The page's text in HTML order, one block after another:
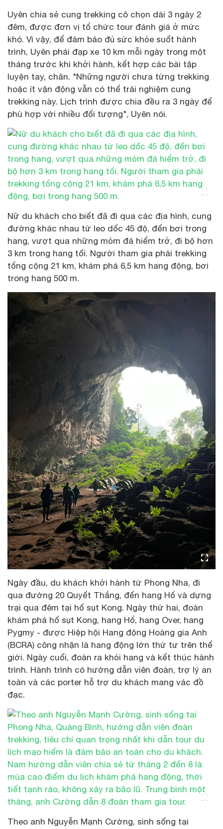
Uyên chia sẻ cung trekking cô chọn dài 3 ngày 2
đêm, được đơn vị tổ chức tour đánh giá ở mức
khó. Vì vậy, để đảm bảo đủ sức khỏe suốt hành
trình, Uyên phải đạp xe 10 km mỗi ngày trong một
tháng trước khi khởi hành, kết hợp các bài tập
luyện tay, chân. "Những người chưa từng trekking
hoặc ít vận động vẫn có thể trải nghiệm cung
trekking này. Lịch trình được chia đều ra 3 ngày để
phù hợp với nhiều đối tượng", Uyên nói.
Nữ du khách cho biết đã đi qua các địa hình, cung
đường khác nhau từ leo dốc 45 độ, đến bơi trong
hang, vượt qua những mỏm đá hiểm trở, đi bộ hơn
3 km trong hang tối. Người tham gia phải trekking
tổng cộng 21 km, khám phá 6,5 km hang động, bơi
trong hang 500 m.
Ngày đầu, du khách khởi hành từ Phong Nha, đi
qua đường 20 Quyết Thắng, đến hang Hổ và dựng
trại qua đêm tại hố sụt Kong. Ngày thứ hai, đoàn
khám phá hố sụt Kong, hang Hổ, hang Over, hang
Pygmy - được Hiệp hội Hang động Hoàng gia Anh
(BCRA) công nhận là hang động lớn thứ tư trên thế
giới. Ngày cuối, đoàn ra khỏi hang và kết thúc hành
trình. Hành trình có hướng dẫn viên đoàn, trợ lý an
toàn và các porter hỗ trợ du khách mang vác đồ
đạc.
Theo anh Nguyễn Mạnh Cường, sinh sống tại